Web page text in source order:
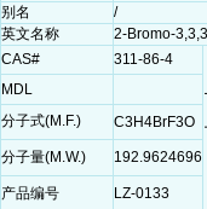
别名
/
英文名称
2-Bromo-
CAS#
311-86-4
MDL
分子式(M.F.)
C3H4BrF3O
分子量(M.W.) 192.9624696
产品编号
LZ-0133